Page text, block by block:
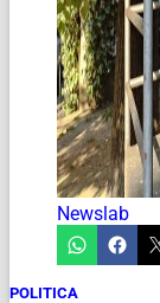
Newslab
POLITICA